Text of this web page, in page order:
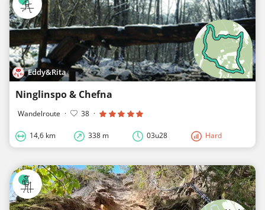
Eddy&Rita
Ninglinspo & Chefna
Wandelroute · 38 ·
14,6 km 338 m 03u28 Hard